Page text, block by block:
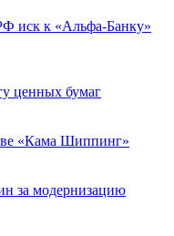
иск к «Альфа-Банку»
ценных бумаг
«Кама Шиппинг»
за модернизацию